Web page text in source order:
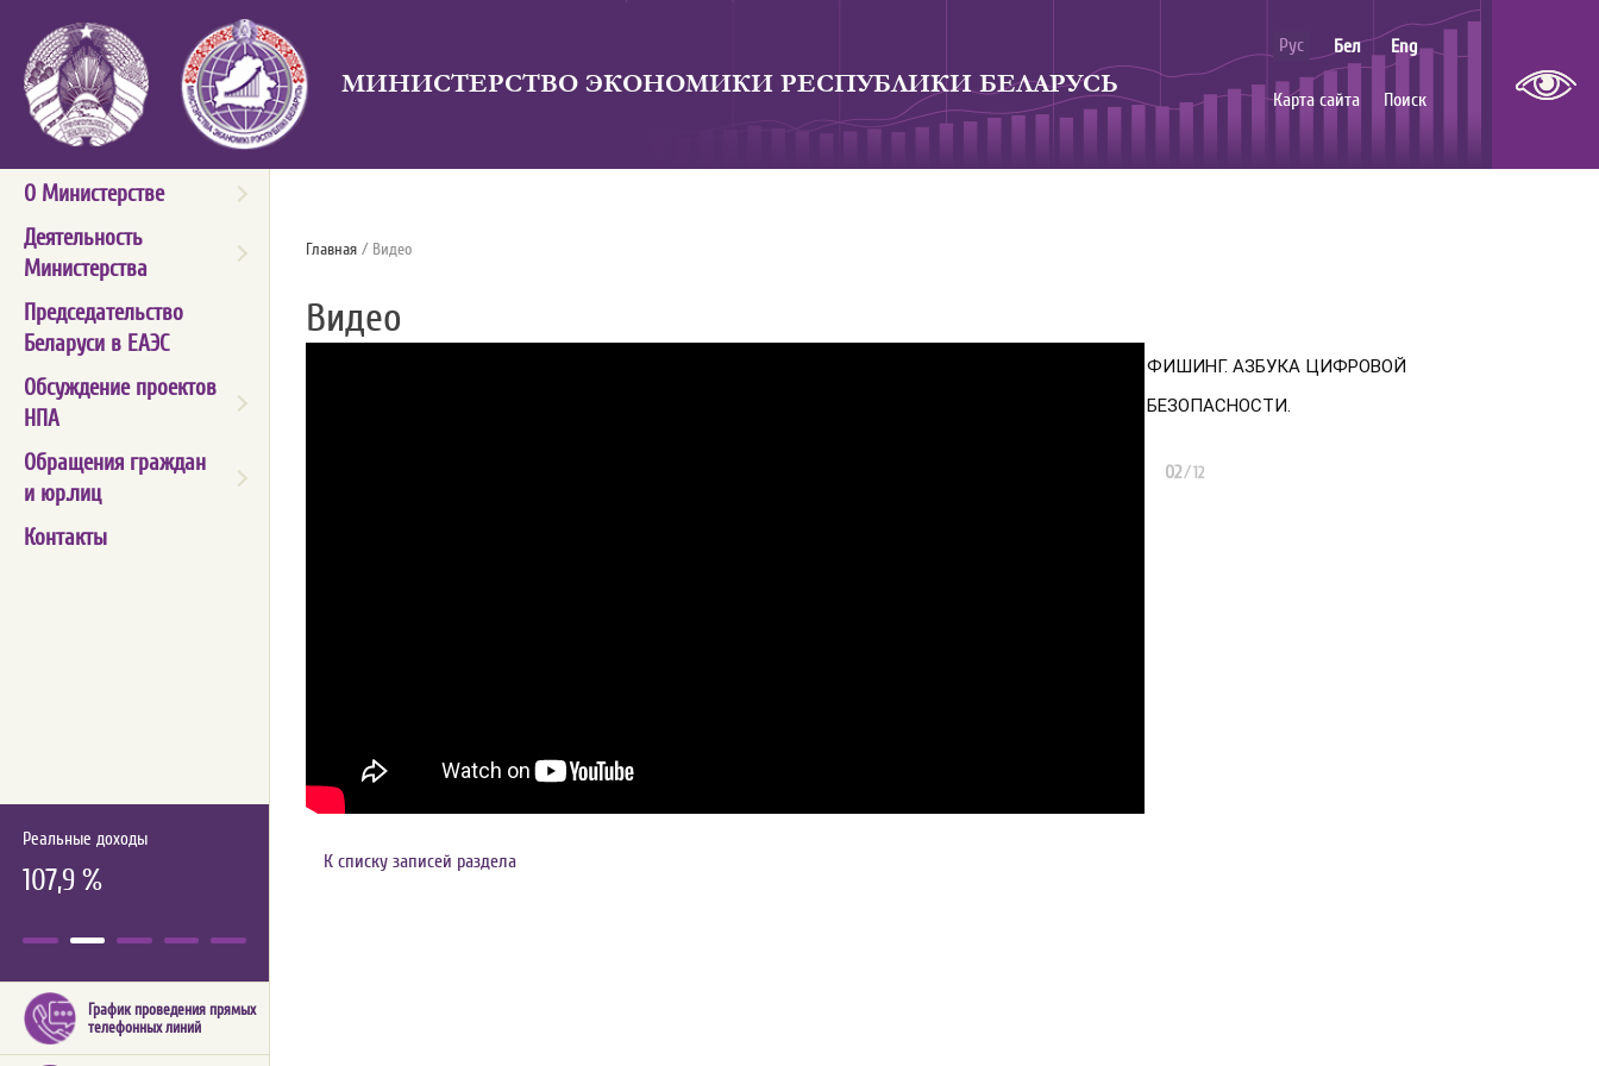
МИНИСТЕРСТВО ЭКОНОМИКИ РЕСПУБЛИКИ БЕЛАРУСЬ
Рус Бел Eng
Карта сайта Поиск
О Министерстве
Деятельность
Министерства
Председательство
Беларуси в ЕАЭС
Обсуждение проектов
НПА
Обращения граждан
и юр.лиц
Контакты
Реальные доходы
107,9 %
График проведения прямых
телефонных линий
Главная / Видео
Видео
ФИШИНГ. АЗБУКА ЦИФРОВОЙ
БЕЗОПАСНОСТИ.
02/12
К списку записей раздела